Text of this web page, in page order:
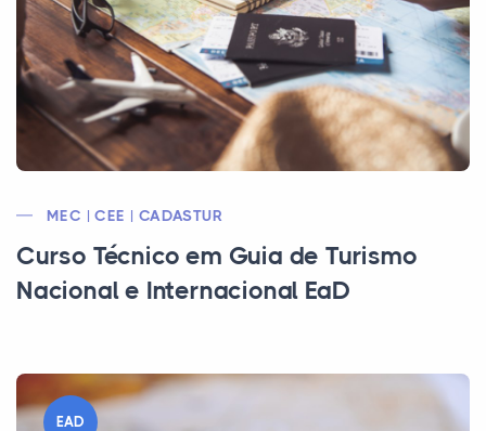
MEC | CEE | CADASTUR
Curso Técnico em Guia de Turismo
Nacional e Internacional EaD
EAD